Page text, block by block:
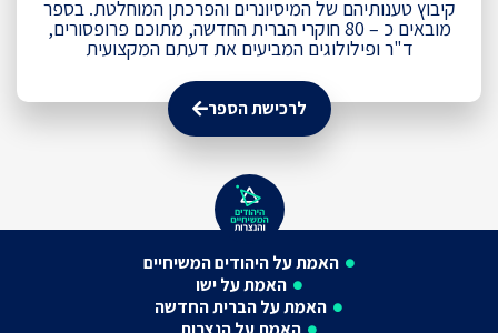
קיבוץ טענותיהם של המיסיונרים והפרכתן המוחלטת. בספר
מובאים כ – 80 חוקרי הברית החדשה, מתוכם פרופסורים,
ד"ר ופילולוגים המביעים את דעתם המקצועית
לרכישת הספר
האמת על היהודים המשיחיים
האמת על ישו
האמת על הברית החדשה